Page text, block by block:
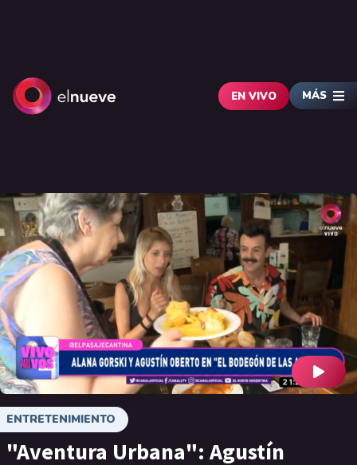
EN VIVO MÁS
ENTRETENIMIENTO
"Aventura Urbana": Agustín